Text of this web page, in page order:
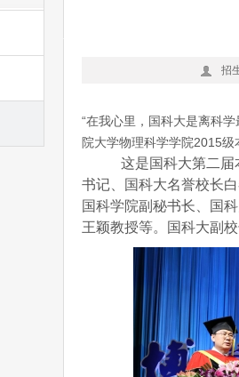
招
“在我心里，国科大是离科
院大学物理科学学院2015
这是国科大第二届
书记、国科大名誉校长
国科学院副秘书长、国
王颖教授等。国科大副